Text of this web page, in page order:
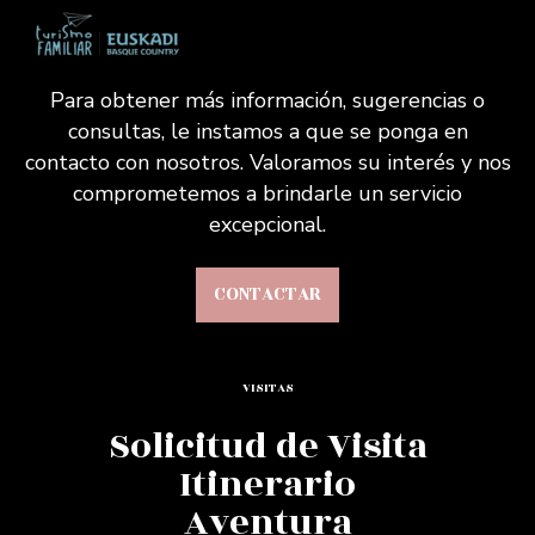
Para obtener más información, sugerencias o
consultas, le instamos a que se ponga en
contacto con nosotros. Valoramos su interés y nos
comprometemos a brindarle un servicio
excepcional.
CONTACTAR
VISITAS
Solicitud de Visita
Itinerario
Aventura